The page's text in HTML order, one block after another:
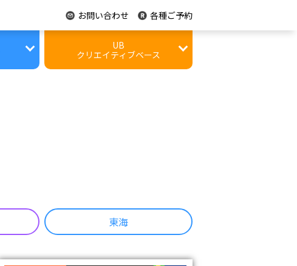
お問い合わせ 各種ご予約
UB
クリエイティブベース
東海